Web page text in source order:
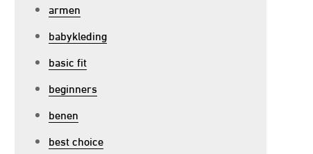
Feestdagen!
armen
babykleding
basic fit
beginners
benen
best choice